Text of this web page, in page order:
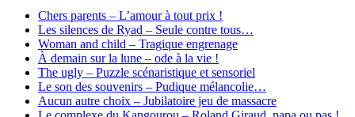
Chers parents – L’amour à tout prix !
Les silences de Ryad – Seule contre tous…
Woman and child – Tragique engrenage
À demain sur la lune – ode à la vie !
The ugly – Puzzle scénaristique et sensoriel
Le son des souvenirs – Pudique mélancolie…
Aucun autre choix – Jubilatoire jeu de massacre